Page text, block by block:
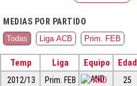
MEDIAS POR PARTIDO
Todas Liga ACB Prim. FEB
Temp Liga Equipo Edad
2012/13 Prim. FEB AND 25